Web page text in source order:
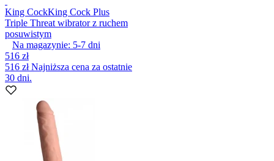
King CockKing Cock Plus
Triple Threat wibrator z ruchem
posuwistym
Na magazynie: 5-7 dni
516 zł
516 złNajniższa cena za ostatnie
30 dni.